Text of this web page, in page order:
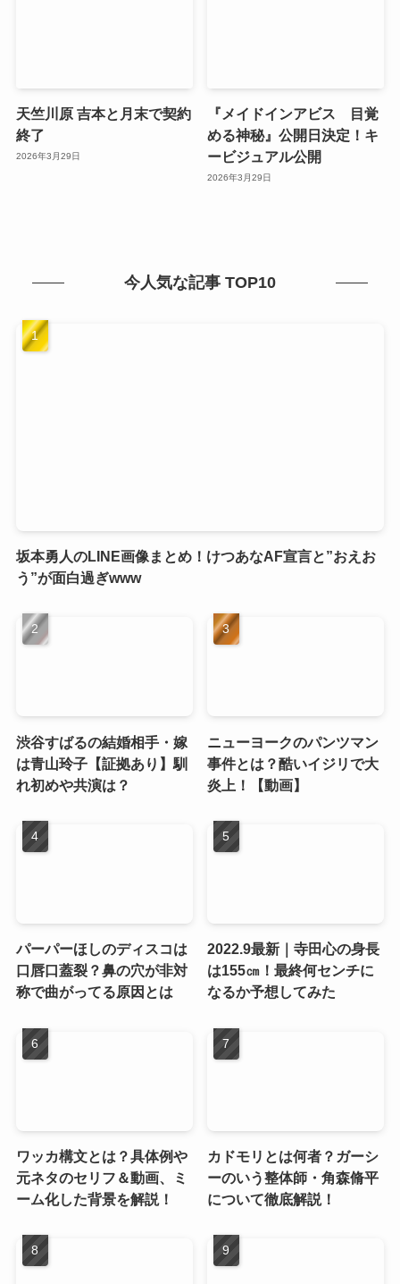
天竺川原 吉本と月末で契約
終了
2026年3月29日
『メイドインアビス 目覚
める神秘』公開日決定！キ
ービジュアル公開
2026年3月29日
今人気な記事 TOP10
坂本勇人のLINE画像まとめ！けつあなAF宣言と”おえお
う”が面白過ぎwww
渋谷すばるの結婚相手・嫁
は青山玲子【証拠あり】馴
れ初めや共演は？
ニューヨークのパンツマン
事件とは？酷いイジリで大
炎上！【動画】
パーパーほしのディスコは
口唇口蓋裂？鼻の穴が非対
称で曲がってる原因とは
2022.9最新｜寺田心の身長
は155㎝！最終何センチに
なるか予想してみた
ワッカ構文とは？具体例や
元ネタのセリフ＆動画、ミ
ーム化した背景を解説！
カドモリとは何者？ガーシ
ーのいう整体師・角森脩平
について徹底解説！